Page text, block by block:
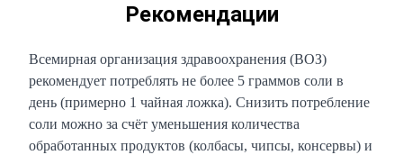
Рекомендации
Всемирная организация здравоохранения (ВОЗ)
рекомендует потреблять не более 5 граммов соли в
день (примерно 1 чайная ложка). Снизить потребление
соли можно за счёт уменьшения количества
обработанных продуктов (колбасы, чипсы, консервы) и